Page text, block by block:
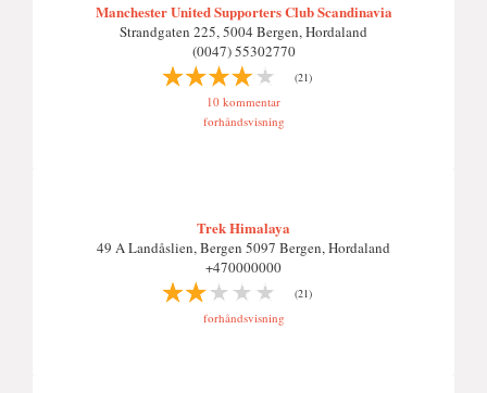
Manchester United Supporters Club Scandinavia
Strandgaten 225, 5004 Bergen, Hordaland
(0047) 55302770
(21)
10 kommentar
forhåndsvisning
Trek Himalaya
49 A Landåslien, Bergen 5097 Bergen, Hordaland
+470000000
(21)
forhåndsvisning